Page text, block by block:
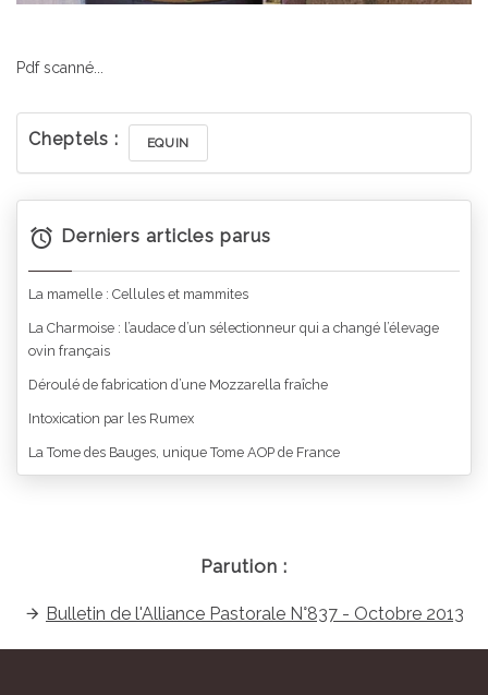
Pdf scanné...
Cheptels : EQUIN
Derniers articles parus
La mamelle : Cellules et mammites
La Charmoise : l’audace d’un sélectionneur qui a changé l’élevage
ovin français
Déroulé de fabrication d’une Mozzarella fraîche
Intoxication par les Rumex
La Tome des Bauges, unique Tome AOP de France
Parution :
Bulletin de l'Alliance Pastorale N°837 - Octobre 2013